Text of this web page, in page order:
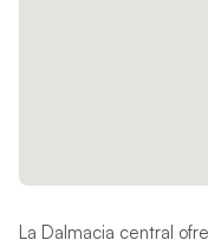
La Dalmacia central